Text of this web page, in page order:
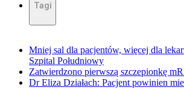
Tagi
Mniej sal dla pacjentów, więcej dla
Szpital Południowy
Zatwierdzono pierwszą szczepionkę
Dr Eliza Działach: Pacjent powinien